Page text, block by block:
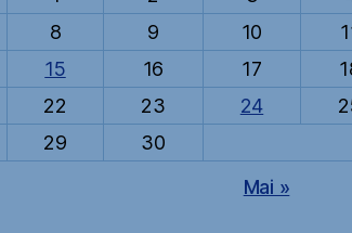
8 9 10
15 16 17
22 23 24
29
30
Mai »